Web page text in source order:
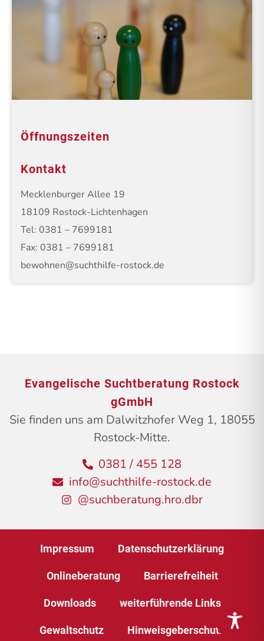
Öffnungszeiten
Kontakt
Mecklenburger Allee 19
18109 Rostock-Lichtenhagen
Tel: 0381 – 7699181
Fax: 0381 – 7699181
bewohnen@suchthilfe-rostock.de
Evangelische Suchtberatung Rostock
gGmbH
Sie finden uns am Dalwitzhofer Weg 1, 18055
Rostock-Mitte.
0381 / 455 128
info@suchthilfe-rostock.de
@suchberatung.hro.dbr
Impressum Datenschutzerklärung
Onlineberatung Barrierefreiheit
Downloads weiterführende Links
Gewaltschutz Hinweisgeberschutz